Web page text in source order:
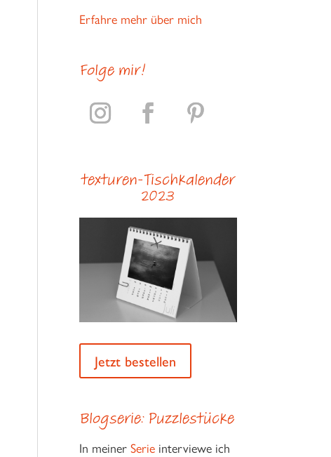
Erfahre mehr über mich
Folge mir!
texturen-Tischkalender
2023
Jetzt bestellen
Blogserie: Puzzlestücke
In meinerSerie interviewe ich